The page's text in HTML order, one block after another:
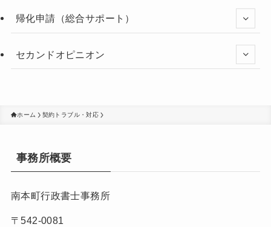
帰化申請（総合サポート）
セカンドオピニオン
ホーム 契約トラブル・対応
事務所概要
南本町行政書士事務所
〒542-0081